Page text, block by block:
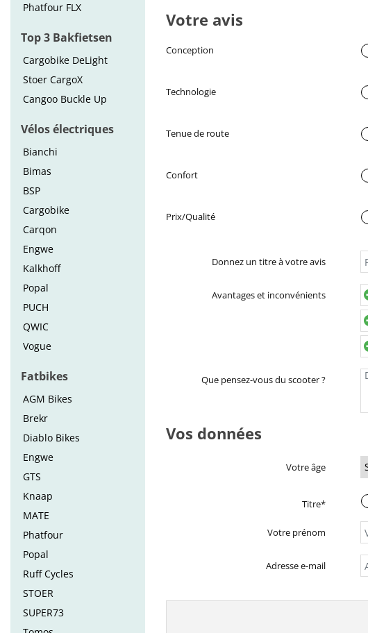
Phatfour FLX
Top 3 Bakfietsen
Cargobike DeLight
Stoer CargoX
Cangoo Buckle Up
Vélos électriques
Bianchi
Bimas
BSP
Cargobike
Carqon
Engwe
Kalkhoff
Popal
PUCH
QWIC
Vogue
Fatbikes
AGM Bikes
Brekr
Diablo Bikes
Engwe
GTS
Knaap
MATE
Phatfour
Popal
Ruff Cycles
STOER
SUPER73
Votre avis
Conception
Technologie
Tenue de route
Confort
Prix/Qualité
Donnez un titre à votre avis
Avantages et inconvénients
Que pensez-vous du scooter ?
Vos données
Votre âge
Titre*
Votre prénom
Adresse e-mail